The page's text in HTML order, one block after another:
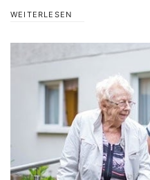
WEITERLESEN